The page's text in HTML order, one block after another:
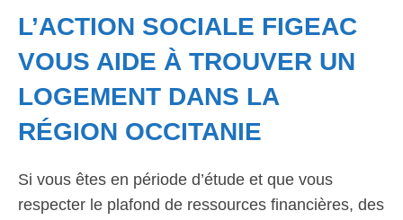
L’ACTION SOCIALE FIGEAC
VOUS AIDE À TROUVER UN
LOGEMENT DANS LA
RÉGION OCCITANIE
Si vous êtes en période d’étude et que vous
respecter le plafond de ressources financières, des